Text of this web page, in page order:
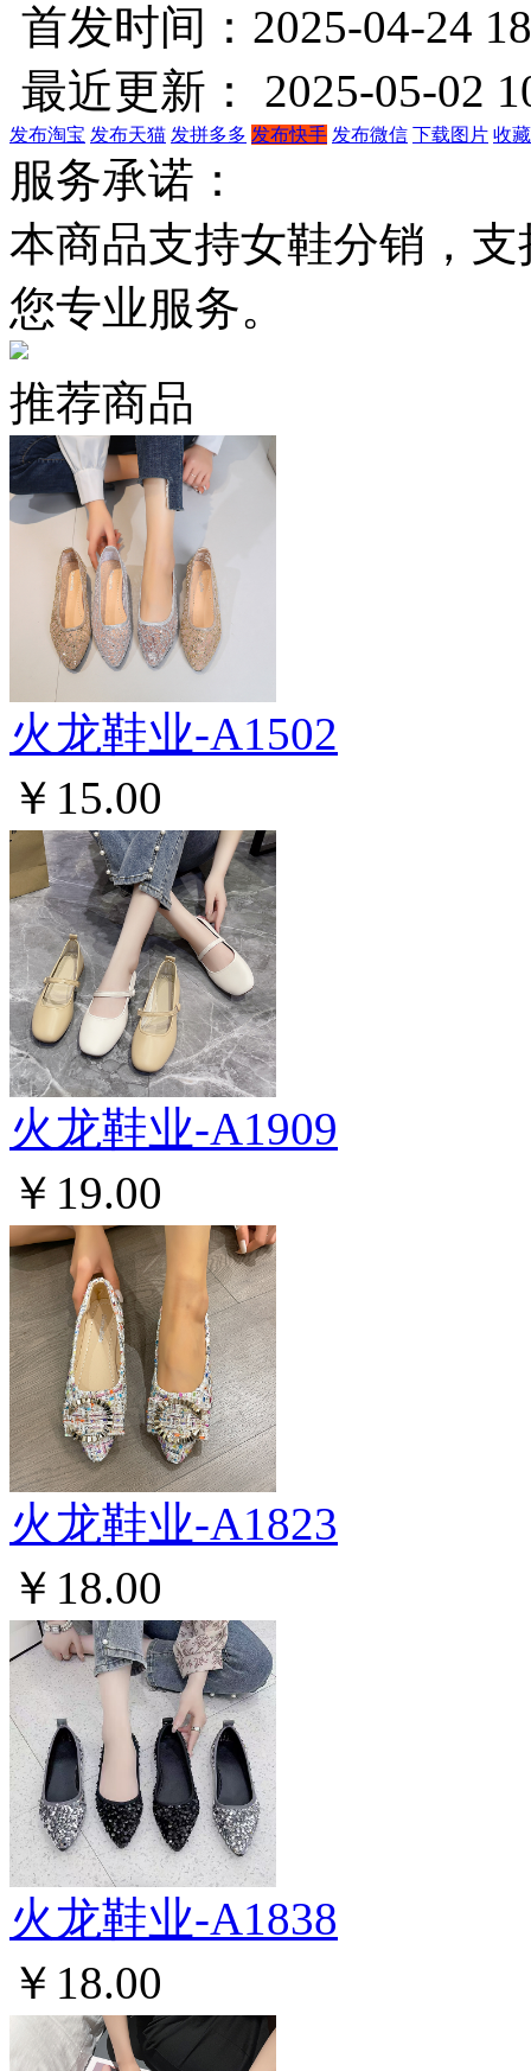
首发时间：2025-04-24
最近更新： 2025-05-02
发布淘宝 发布天猫 发拼多多 发布快手 发布微信 下载图片 收
服务承诺：
本商品支持女鞋分销，
您专业服务。
推荐商品
火龙鞋业-A1502
￥15.00
火龙鞋业-A1909
￥19.00
火龙鞋业-A1823
￥18.00
火龙鞋业-A1838
￥18.00